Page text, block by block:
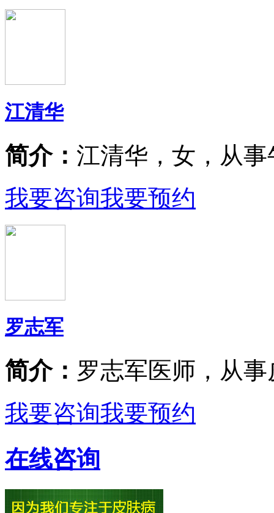
江清华
简介： 江清华，女，从事
我要咨询我要预约
罗志军
简介： 罗志军医师，从事
我要咨询我要预约
在线咨询